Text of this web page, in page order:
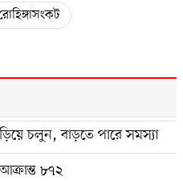
চলুন, বাড়তে পারে সমস্যা
৮৭২